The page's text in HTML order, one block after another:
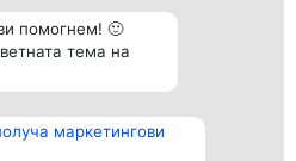
помогнем! 🙂
тема на
маркетингови
Контакти